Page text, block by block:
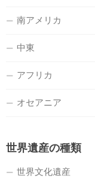
南アメリカ
中東
アフリカ
オセアニア
世界遺産の種類
世界文化遺産